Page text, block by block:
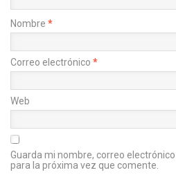
Nombre *
Correo electrónico *
Web
Guarda mi nombre, correo
para la próxima vez que comente.